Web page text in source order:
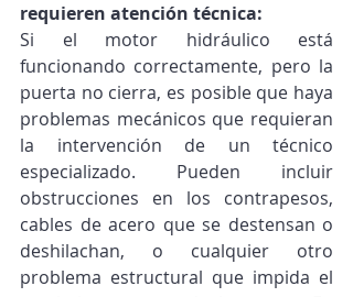
requieren atención técnica:
Si el motor hidráulico está
funcionando correctamente, pero la
puerta no cierra, es posible que haya
problemas mecánicos que requieran
la intervención de un técnico
especializado. Pueden incluir
obstrucciones en los contrapesos,
cables de acero que se destensan o
deshilachan, o cualquier otro
problema estructural que impida el